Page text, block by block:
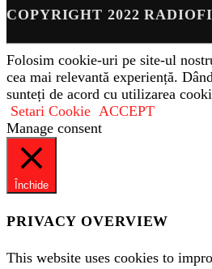
COPYRIGHT 2022
Folosim cookie-uri pe site-ul
cea mai relevantă experiență.
sunteți de acord cu utilizarea
Setari Cookie ACCEPT
Manage consent
Închide
PRIVACY OVERVIEW
This website uses cookies to